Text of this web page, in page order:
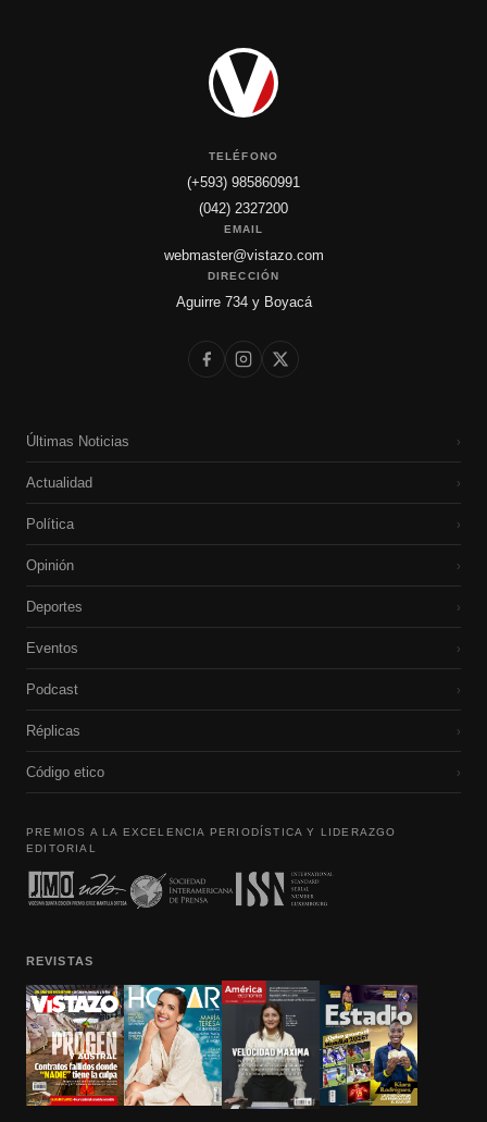
TELÉFONO
(+593) 985860991
(042) 2327200
EMAIL
webmaster@vistazo.com
DIRECCIÓN
Aguirre 734 y Boyacá
Últimas Noticias ›
Actualidad ›
Política ›
Opinión ›
Deportes ›
Eventos ›
Podcast ›
Réplicas ›
Código etico ›
PREMIOS A LA EXCELENCIA PERIODÍSTICA Y LIDERAZGO
EDITORIAL
REVISTAS